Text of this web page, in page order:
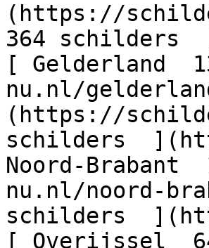
(https://
364 schilders
[ Gelderland
nu.nl/
(https://
schilders
Noord-
nu.nl/noord-
schilders
[ Overijssel